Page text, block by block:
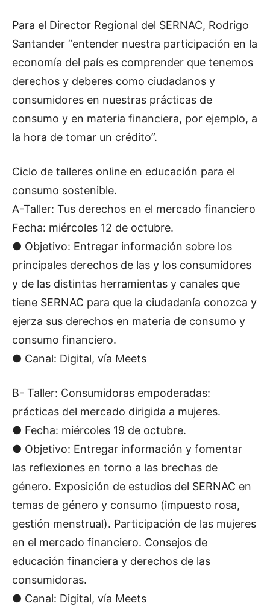
Para el Director Regional del SERNAC, Rodrigo
Santander “entender nuestra participación en la
economía del país es comprender que tenemos
derechos y deberes como ciudadanos y
consumidores en nuestras prácticas de
consumo y en materia financiera, por ejemplo, a
la hora de tomar un crédito”.
Ciclo de talleres online en educación para el
consumo sostenible.
A-Taller: Tus derechos en el mercado financiero
Fecha: miércoles 12 de octubre.
● Objetivo: Entregar información sobre los
principales derechos de las y los consumidores
y de las distintas herramientas y canales que
tiene SERNAC para que la ciudadanía conozca y
ejerza sus derechos en materia de consumo y
consumo financiero.
● Canal: Digital, vía Meets
B- Taller: Consumidoras empoderadas:
prácticas del mercado dirigida a mujeres.
● Fecha: miércoles 19 de octubre.
● Objetivo: Entregar información y fomentar
las reflexiones en torno a las brechas de
género. Exposición de estudios del SERNAC en
temas de género y consumo (impuesto rosa,
gestión menstrual). Participación de las mujeres
en el mercado financiero. Consejos de
educación financiera y derechos de las
consumidoras.
● Canal: Digital, vía Meets